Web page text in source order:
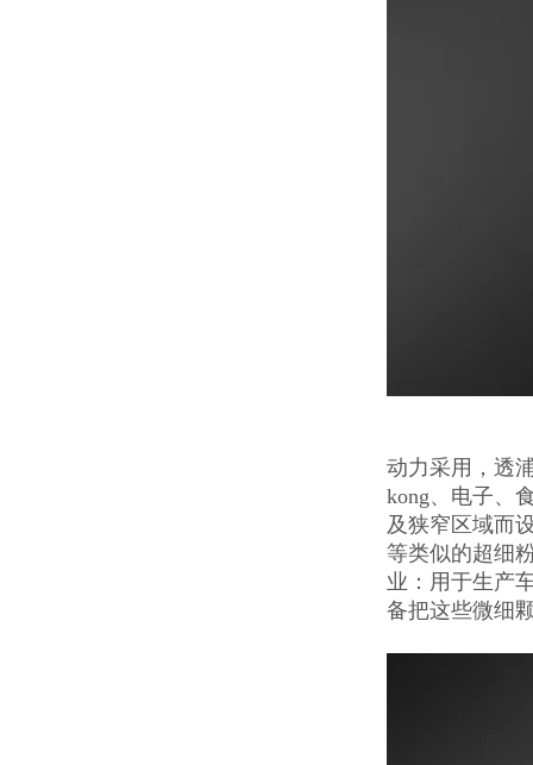
动力采用，透
kong、电子、
及狭窄区域而
等类似的超细
业：用于生产
备把这些微细